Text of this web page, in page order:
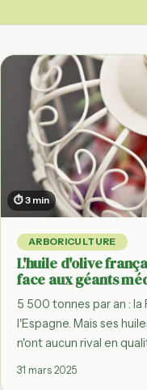
⏱ 3 min
ARBORICULTURE
L'huile d'olive
face aux géants
5 500 tonnes par an :
l'Espagne. Mais ses
n'ont aucun rival en
31 mars 2025